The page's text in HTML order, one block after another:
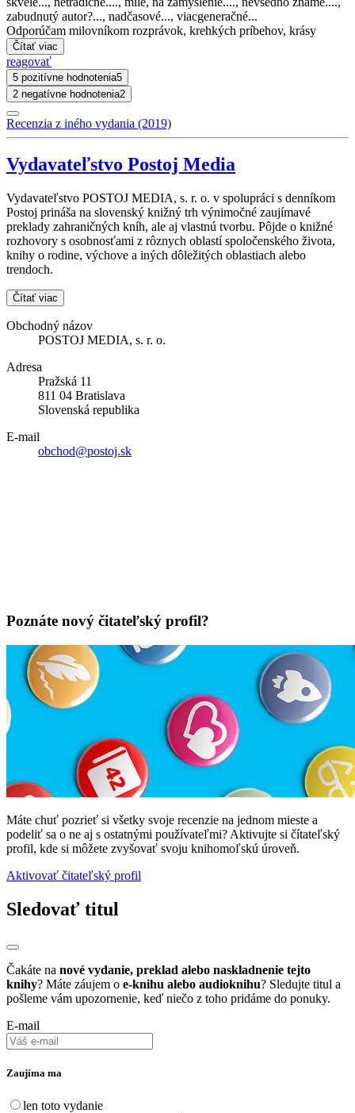
zabudnutý autor?..., nadčasové..., viacgeneračné...
Odporúčam milovníkom rozprávok, krehkých príbehov, krásy
Čítať viac
reagovať
5 pozitívne hodnotenia5
2 negatívne hodnotenia2
Recenzia z iného vydania (2019)
Vydavateľstvo Postoj Media
Vydavateľstvo POSTOJ MEDIA, s. r. o. v spolupráci s denníkom
Postoj prináša na slovenský knižný trh výnimočné zaujímavé
preklady zahraničných kníh, ale aj vlastnú tvorbu. Pôjde o knižné
rozhovory s osobnosťami z rôznych oblastí spoločenského života,
knihy o rodine, výchove a iných dôležitých oblastiach alebo
trendoch.
Čítať viac
Obchodný názov
POSTOJ MEDIA, s. r. o.
Adresa
Pražská 11
811 04 Bratislava
Slovenská republika
E-mail
obchod@postoj.sk
Poznáte nový čitateľský profil?
Máte chuť pozrieť si všetky svoje recenzie na jednom mieste a
podeliť sa o ne aj s ostatnými používateľmi? Aktivujte si čítateľský
profil, kde si môžete zvyšovať svoju knihomoľskú úroveň.
Aktivovať čitateľský profil
Sledovať titul
Čakáte na nové vydanie, preklad alebo naskladnenie tejto
knihy? Máte záujem o e-knihu alebo audioknihu? Sledujte titul a
pošleme vám upozornenie, keď niečo z toho pridáme do ponuky.
E-mail
Zaujíma ma
len toto vydanie